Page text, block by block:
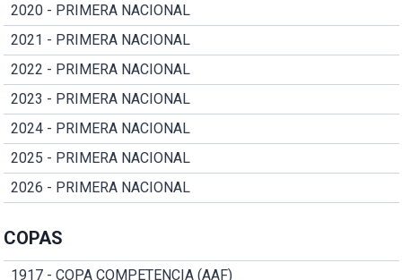
2020 - PRIMERA NACIONAL
2021 - PRIMERA NACIONAL
2022 - PRIMERA NACIONAL
2023 - PRIMERA NACIONAL
2024 - PRIMERA NACIONAL
2025 - PRIMERA NACIONAL
2026 - PRIMERA NACIONAL
COPAS
1917 - COPA COMPETENCIA (AAF)